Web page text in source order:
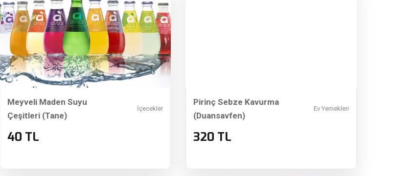
Meyveli Maden Suyu
Çeşitleri (Tane)
İçecekler
40 TL
Pirinç Sebze Kavurma
(Duansavfen)
Ev Yemekleri
320 TL